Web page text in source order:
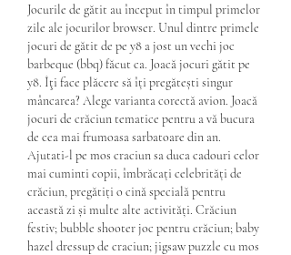
Jocurile de gătit au început în timpul primelor
zile ale jocurilor browser. Unul dintre primele
jocuri de gătit de pe y8 a jost un vechi joc
barbeque (bbq) făcut ca. Joacă jocuri gătit pe
y8. Îţi face plăcere să îți pregătești singur
mâncarea? Alege varianta corectă avion. Joacă
jocuri de crăciun tematice pentru a vă bucura
de cea mai frumoasa sarbatoare din an.
Ajutati-l pe mos craciun sa duca cadouri celor
mai cuminti copii, îmbrăcați celebrități de
crăciun, pregătiți o cină specială pentru
această zi și multe alte activități. Crăciun
festiv; bubble shooter joc pentru crăciun; baby
hazel dressup de craciun; jigsaw puzzle cu mos